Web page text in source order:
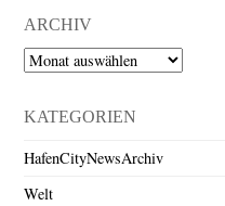
ARCHIV
Archiv
KATEGORIEN
HafenCityNewsArchiv
Welt